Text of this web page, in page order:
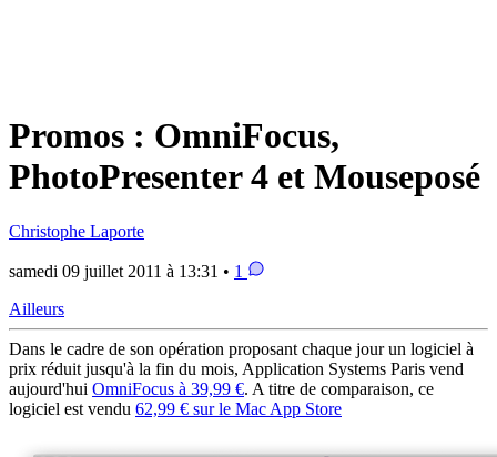
Promos : OmniFocus,
PhotoPresenter 4 et Mouseposé
Christophe Laporte
samedi 09 juillet 2011 à 13:31 • 1
Ailleurs
Dans le cadre de son opération proposant chaque jour un logiciel à
prix réduit jusqu'à la fin du mois, Application Systems Paris vend
aujourd'hui OmniFocus à 39,99 €. A titre de comparaison, ce
logiciel est vendu 62,99 € sur le Mac App Store